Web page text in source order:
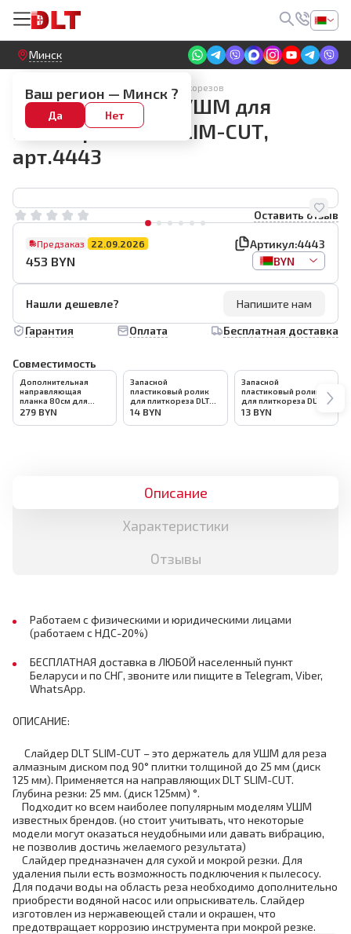
Круглосуточный! Прием заявок на сайте
Минск
Ваш регион — Минск ?
Да Нет
Аксессуары для электрических плиткорезов
Слайдер DLT под УШМ для
плиткореза DLT SLIM-CUT,
арт.4443
Оставить отзыв
Предзаказ 22.09.2026 Артикул:4443
453 BYN BYN
Нашли дешевле?
Напишите нам
Гарантия
Оплата Бесплатная доставка
Совместимость
Дополнительная
направляющая
планка 80см для
плиткореза DLT SLIM-
279 BYN
Запасной
пластиковый ролик
для плиткореза DLT
SLIM-CUT
арт.4446
14 BYN
Запасной
пластиковый ролик
для плиткореза DLT
SLIM-CUT, арт.4445
13 BYN
Описание
Характеристики
Отзывы
Работаем с физическими и юридическими лицами
(работаем с НДС-20%)
БЕСПЛАТНАЯ доставка в ЛЮБОЙ населенный пункт
Беларуси и по СНГ, звоните или пищите в Telegram, Viber,
WhatsApp.
ОПИСАНИЕ:
Слайдер DLT SLIM-CUT – это держатель для УШМ для реза
алмазным диском под 90° плитки толщиной до 25 мм (диск
125 мм). Применяется на направляющих DLT SLIM-CUT.
Глубина резки: 25 мм. (диск 125мм) °.
Подходит ко всем наиболее популярным моделям УШМ
известных брендов. (но стоит учитывать, что некоторые
модели могут оказаться неудобными или давать вибрацию,
не позволив достичь желаемого результата)
Слайдер предназначен для сухой и мокрой резки. Для
удаления пыли есть возможность подключения к пылесосу.
Для подачи воды на область реза необходимо дополнительно
приобрести водяной насос или опрыскиватель. Слайдер
изготовлен из нержавеющей стали и окрашен, что
предотвращает коррозию инструмента при мокрой резке.